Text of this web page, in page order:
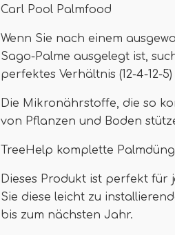
Carl Pool Palmfood
Wenn Sie nach einem
Sago-Palme ausgelegt ist,
perfektes Verhältnis (12-4-12-
Die Mikronährstoffe, die so
von Pflanzen und Boden
TreeHelp komplette
Dieses Produkt ist perfekt für
Sie diese leicht zu
bis zum nächsten Jahr.